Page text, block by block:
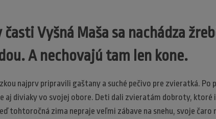
časti Vyšná Maša sa nachádza
A nechovajú tam len kone.
najprv pripravili gaštany a suché pečivo pre zvieratká. Po
aj diviaky vo svojej obore. Deti dali zvieratám dobroty, ktoré
tohtoročná zima nepraje veľmi zábave na snehu, svoje čaro